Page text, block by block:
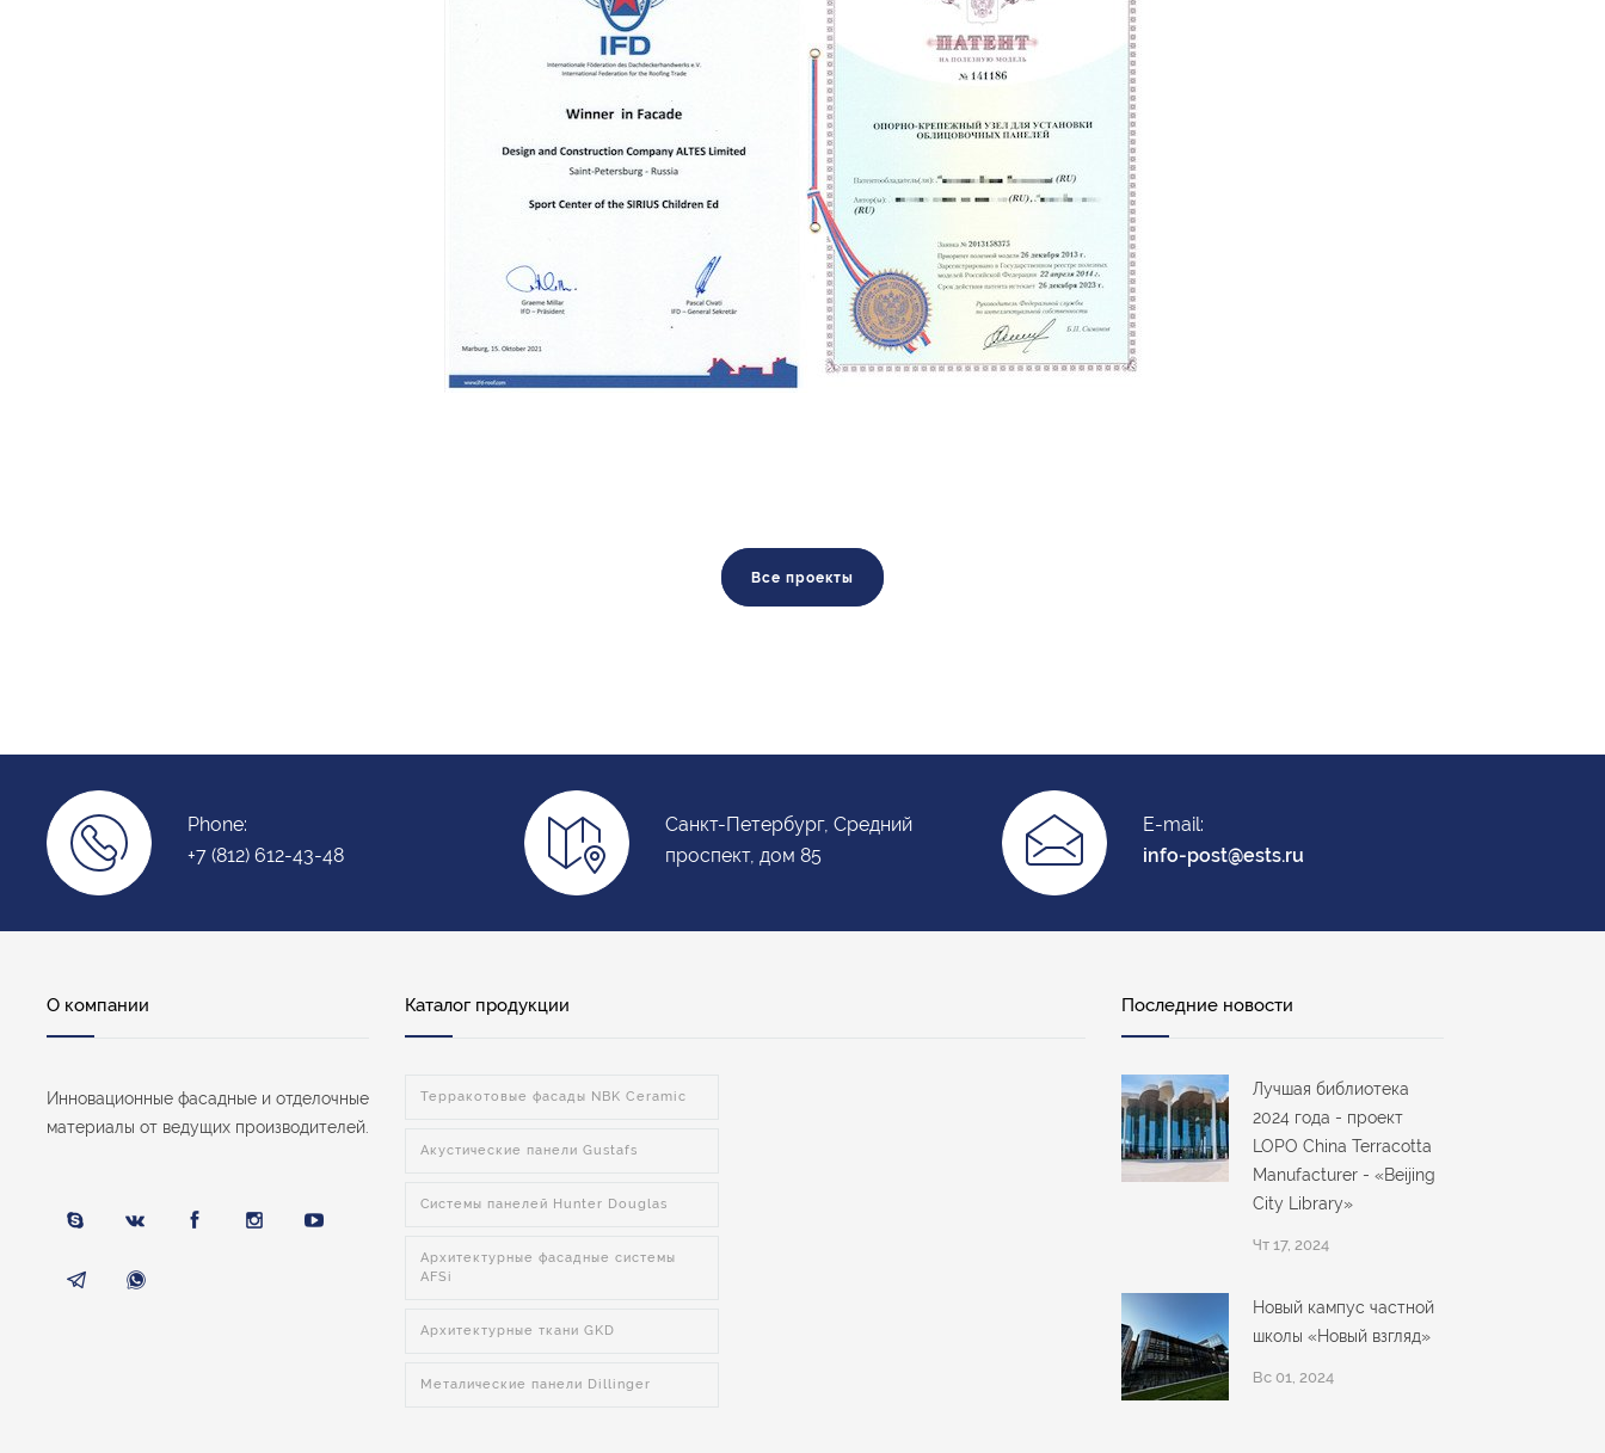
Все проекты
Phone:
+7 (812) 612-43-48
Санкт-Петербург, Средний
проспект, дом 85
E-mail:
info-post@ests.ru
О компании
Инновационные фасадные и отделочные
материалы от ведущих производителей.
Каталог продукции
Терракотовые фасады NBK Ceramic
Акустические панели Gustafs
Системы панелей Hunter Douglas
Архитектурные фасадные системы
AFSi
Архитектурные ткани GKD
Металические панели Dillinger
Последние новости
Лучшая библиотека
2024 года - проект
LOPO China Terracotta
Manufacturer - «Beijing
City Library»
Чт 17, 2024
Новый кампус частной
школы «Новый взгляд»
Вс 01, 2024